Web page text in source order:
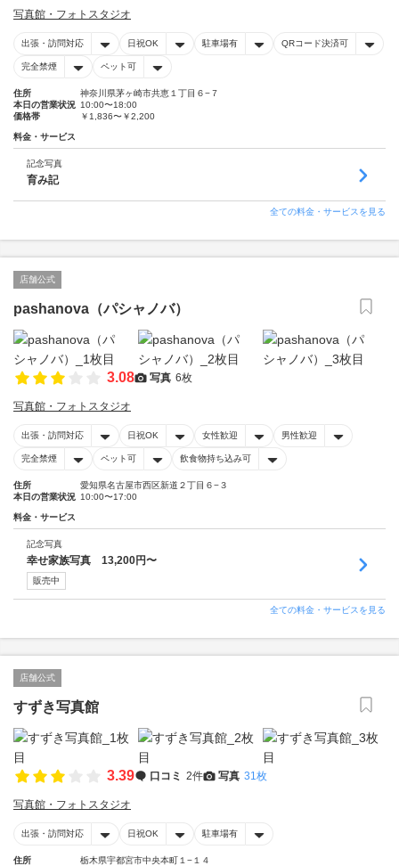
写真館・フォトスタジオ
出張・訪問対応 日祝OK 駐車場有 QRコード決済可
完全禁煙 ペット可
住所
神奈川県茅ヶ崎市共恵１丁目６−７
本日の営業状況 10:00〜18:00
価格帯
￥1,836〜￥2,200
料金・サービス
記念写真
育み記
全ての料金・サービスを見る
店舗公式
pashanova（パシャノバ）
3.08 写真 6枚
写真館・フォトスタジオ
出張・訪問対応 日祝OK 女性歓迎 男性歓迎
完全禁煙 ペット可 飲食物持ち込み可
住所
愛知県名古屋市西区新道２丁目６−３
本日の営業状況 10:00〜17:00
料金・サービス
記念写真
幸せ家族写真 13,200円〜
販売中
全ての料金・サービスを見る
店舗公式
すずき写真館
3.39 口コミ 2件 写真 31枚
写真館・フォトスタジオ
出張・訪問対応 日祝OK 駐車場有
住所
栃木県宇都宮市中央本町１−１４